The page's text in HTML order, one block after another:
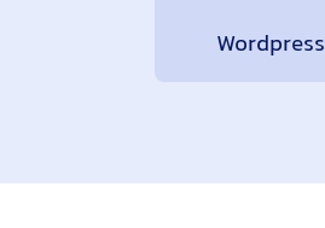
Wordpress